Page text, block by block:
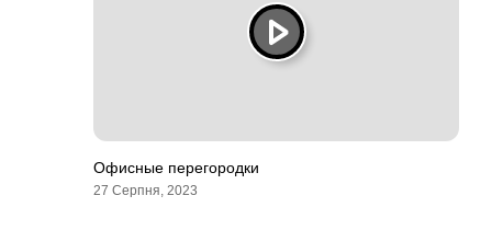
Офисные перегородки
27 Серпня, 2023